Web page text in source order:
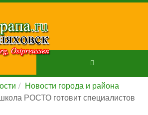
Новости города и района
РОСТО готовит специалистов